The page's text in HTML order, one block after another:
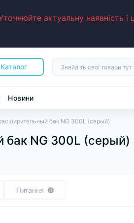
актуальну наявність
Каталог
Новини
бак NG 300L (серый)
бак NG 300L (серый)
Питання 0